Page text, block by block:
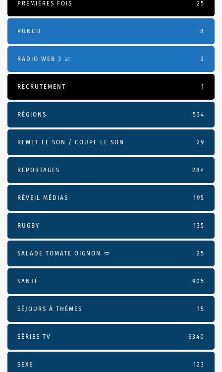
PREMIÈRES FOIS 25
PUNCH 8
RADIO WEB 3 📈 2
RECRUTEMENT 1
RÉGIONS 534
REMET LE SON / COUPE LE SON 29
REPORTAGES 284
RÉVEIL MÉDIAS 195
RUGBY 135
SALADE TOMATE OIGNON 🥙 25
SANTÉ 905
SÉJOURS À THÈMES 15
SÉRIES TV 6340
SEXE 123